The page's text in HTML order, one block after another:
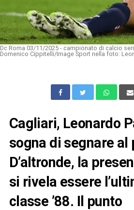
Dc Roma 03/11/2025 - campionato di calcio
Domenico Cippitelli/Image Sport nella foto:
Cagliari, Leonardo
sogna di segnare al
D’altronde, la
si rivela essere
classe ’88. Il punto